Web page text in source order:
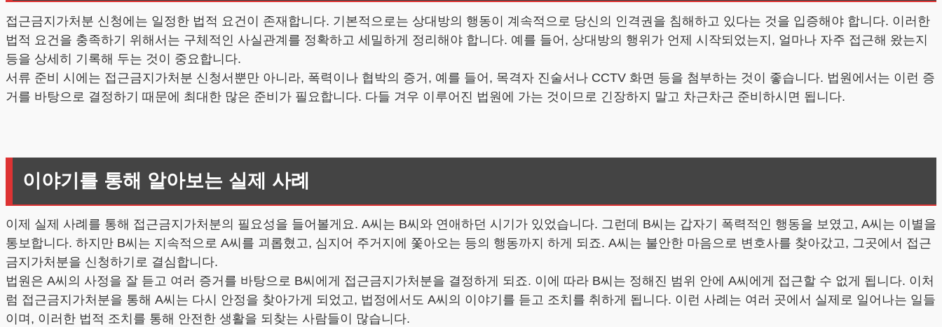
접근금지가처분 신청에는 일정한 법적 요건이 존재합니다. 기본적으로는 상대방의 행동이 계속적으로 당신의 인격권을 침해하고 있다는 것을 입증해야 합니다. 이러한
법적 요건을 충족하기 위해서는 구체적인 사실관계를 정확하고 세밀하게 정리해야 합니다. 예를 들어, 상대방의 행위가 언제 시작되었는지, 얼마나 자주 접근해 왔는지
등을 상세히 기록해 두는 것이 중요합니다.
서류 준비 시에는 접근금지가처분 신청서뿐만 아니라, 폭력이나 협박의 증거, 예를 들어, 목격자 진술서나 CCTV 화면 등을 첨부하는 것이 좋습니다. 법원에서는 이런 증
거를 바탕으로 결정하기 때문에 최대한 많은 준비가 필요합니다. 다들 겨우 이루어진 법원에 가는 것이므로 긴장하지 말고 차근차근 준비하시면 됩니다.
이야기를 통해 알아보는 실제 사례
이제 실제 사례를 통해 접근금지가처분의 필요성을 들어볼게요. A씨는 B씨와 연애하던 시기가 있었습니다. 그런데 B씨는 갑자기 폭력적인 행동을 보였고, A씨는 이별을
통보합니다. 하지만 B씨는 지속적으로 A씨를 괴롭혔고, 심지어 주거지에 쫓아오는 등의 행동까지 하게 되죠. A씨는 불안한 마음으로 변호사를 찾아갔고, 그곳에서 접근
금지가처분을 신청하기로 결심합니다.
법원은 A씨의 사정을 잘 듣고 여러 증거를 바탕으로 B씨에게 접근금지가처분을 결정하게 되죠. 이에 따라 B씨는 정해진 범위 안에 A씨에게 접근할 수 없게 됩니다. 이처
럼 접근금지가처분을 통해 A씨는 다시 안정을 찾아가게 되었고, 법정에서도 A씨의 이야기를 듣고 조치를 취하게 됩니다. 이런 사례는 여러 곳에서 실제로 일어나는 일들
이며, 이러한 법적 조치를 통해 안전한 생활을 되찾는 사람들이 많습니다.